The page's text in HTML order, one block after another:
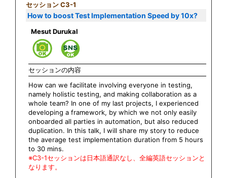
セッション C3-1
How to boost Test Implementation Speed by 10x?
Mesut Durukal
セッションの内容
How can we facilitate involving everyone in testing,
namely holistic testing, and making collaboration as a
whole team? In one of my last projects, I experienced
developing a framework, by which we not only easily
onboarded all parties in automation, but also reduced
duplication. In this talk, I will share my story to reduce
the average test implementation duration from 5 hours
to 30 mins.
※C3-1セッションは日本語通訳なし、全編英語セッションと
なります。